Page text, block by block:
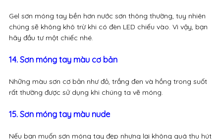
Gel sơn móng tay bền hơn nước sơn thông thường, tuy nhiên
chúng sẽ không khô trừ khi có đèn LED chiếu vào. Vì vậy, bạn
hãy đầu tư một chiếc nhé.
14. Sơn móng tay màu cơ bản
Những màu sơn cơ bản như đỏ, trắng đen và hồng trong suốt
rất thường được sử dụng khi chúng ta vẽ móng.
15. Sơn móng tay màu nude
Nếu bạn muốn sơn móng tay đẹp nhưng lại không quá thu hút